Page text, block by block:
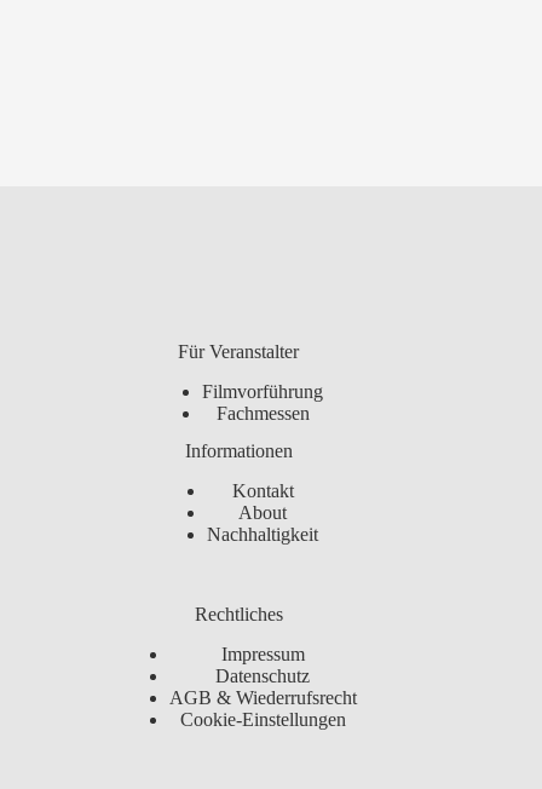
Für Veranstalter
Filmvorführung
Fachmessen
Informationen
Kontakt
About
Nachhaltigkeit
Rechtliches
Impressum
Datenschutz
AGB & Wiederrufsrecht
Cookie-Einstellungen